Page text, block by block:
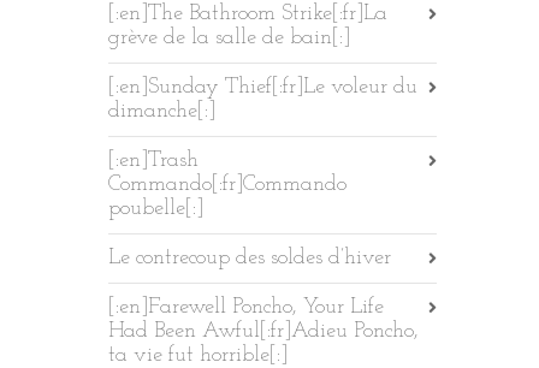
[:en]The Bathroom Strike[:fr]La
grève de la salle de bain[:]
[:en]Sunday Thief[:fr]Le voleur du
dimanche[:]
[:en]Trash
Commando[:fr]Commando
poubelle[:]
Le contrecoup des soldes d’hiver
[:en]Farewell Poncho, Your Life
Had Been Awful[:fr]Adieu Poncho,
ta vie fut horrible[:]